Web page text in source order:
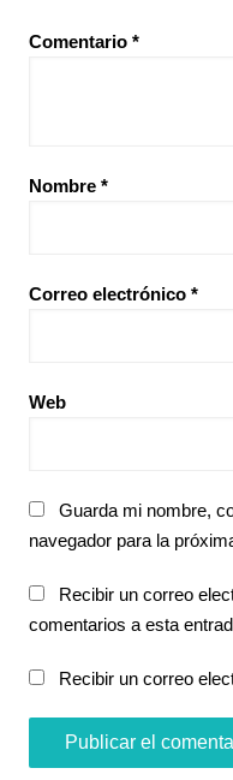
Comentario *
Nombre *
Correo electrónico *
Web
Guarda mi nombre,
navegador para la
Recibir un correo
comentarios a esta
Recibir un correo